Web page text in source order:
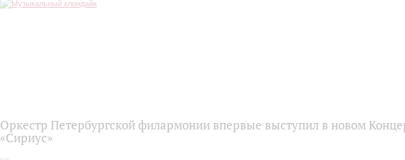
Оркестр Петербургской филармонии впервые выступил в новом
«Сириус»